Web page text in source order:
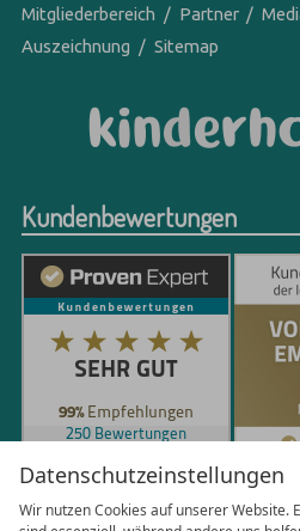
Datenschutzeinstellungen
Wir nutzen Cookies auf unserer Website.
Mitgliederbereich
Partner
Auszeichnung
Sitemap
Kundenbewertungen